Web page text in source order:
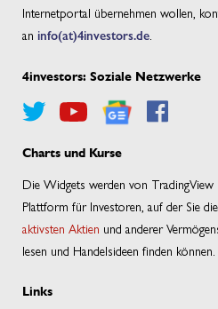
Internetportal übernehmen wollen,
an info(at)4investors.de
4investors: Soziale Netzwerke
Charts und Kurse
Die Widgets werden von TradingView
Plattform für Investoren, auf der Sie
aktivsten Aktien und anderer
lesen und Handelsideen finden können.
Links